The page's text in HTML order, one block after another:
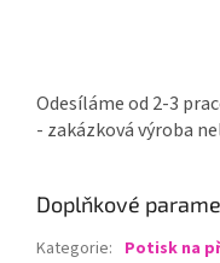
Odesíláme od 2-3
- zakázková výroba
Doplňkové
Kategorie: Potisk na